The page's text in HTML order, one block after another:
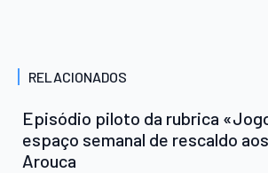
RELACIONADOS
Episódio piloto da rubrica
espaço semanal de rescaldo
Arouca